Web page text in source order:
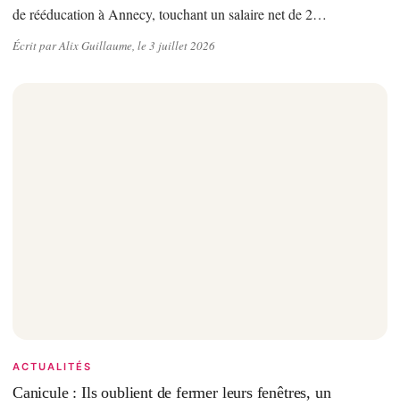
de rééducation à Annecy, touchant un salaire net de 2…
Écrit par Alix Guillaume, le 3 juillet 2026
ACTUALITÉS
Canicule : Ils oublient de fermer leurs fenêtres, un